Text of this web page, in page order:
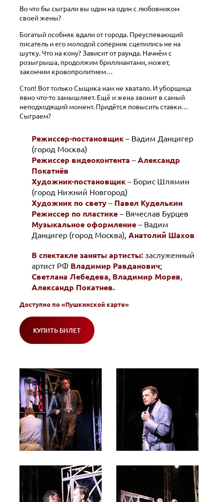
Во что бы сыграли вы один на один с любовником
своей жены?
Богатый особняк вдали от города. Преуспевающий
писатель и его молодой соперник сцепились не на
шутку. Что на кону? Зависит от раунда. Начнём с
розыгрыша, продолжим бриллиантами, может,
закончим кровопролитием…
Стоп! Вот только Сыщика нам не хватало. И уборщица
явно что-то замышляет. Ещё и жена звонит в самый
неподходящий момент. Придётся повысить ставки…
Сыграем?
Режиссер-постановщик – Вадим Данцигер
(город Москва)
Режиссер видеоконтента – Александр
Покатнёв
Художник-постановщик – Борис Шлямин
(город Нижний Новгород)
Художник по свету – Павел Куделькин
Режиссер по пластике – Вячеслав Бурцев
Музыкальное оформление – Вадим
Данцигер (город Москва), Анатолий Шахов
В спектакле заняты артисты: заслуженный
артист РФ Владимир Равданович;
Светлана Лебедева, Владимир Морев,
Александр Покатнев.
Доступно по «Пушкинской карте»
КУПИТЬ БИЛЕТ
(ОТКРОЕТСЯ